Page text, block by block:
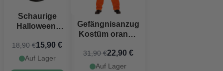
Schaurige
Halloween-
Clownmaske
18,90 €15,90 €
Auf Lager
Gefängnisanzug
Kostüm orange
Handschellen
31,90 €22,90 €
Auf Lager